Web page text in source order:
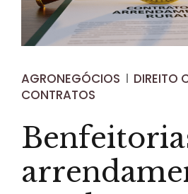
AGRONEGÓCIOS
DIREITO
CONTRATOS